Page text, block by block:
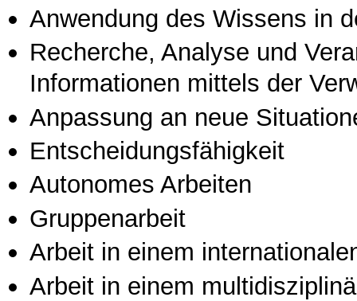
Anwendung des Wissens in
Recherche, Analyse und
Informationen mittels der
Anpassung an neue
Entscheidungsfähigkeit
Autonomes Arbeiten
Gruppenarbeit
Arbeit in einem
Arbeit in einem